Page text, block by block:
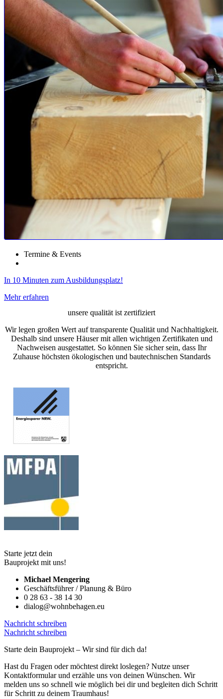
Termine & Events
In 10 Minuten zum Ausbildungsplatz!
Mehr erfahren
unsere qualität ist zertifiziert
Wir legen großen Wert auf transparente Qualität und Nachhaltigkeit.
Deshalb sind unsere Häuser mit allen wichtigen Zertifikaten und
Nachweisen ausgestattet. So können Sie sicher sein, dass Ihr
Zuhause höchsten ökologischen und bautechnischen Standards
entspricht.
Starte jetzt dein
Bauprojekt mit uns!
Michael Mengering
Geschäftsführer / Planung & Büro
0 28 63 - 38 14 30
dialog@wohnbehagen.eu
Nachricht schreiben
Nachricht schreiben
Starte dein Bauprojekt – Wir sind für dich da!
Hast du Fragen oder möchtest direkt loslegen? Nutze unser
Kontaktformular und erzähle uns von deinen Wünschen. Wir
melden uns so schnell wie möglich bei dir und begleiten dich Schritt
für Schritt zu deinem Traumhaus!